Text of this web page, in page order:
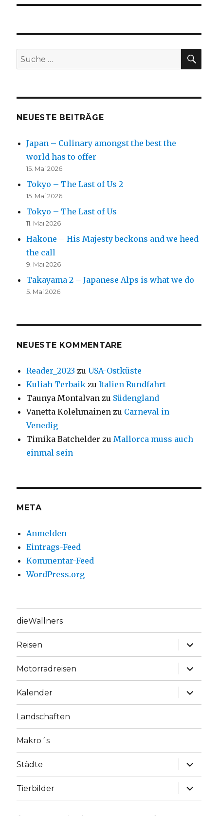
Suche
nach:
NEUESTE BEITRÄGE
Japan – Culinary amongst the best the
world has to offer
15. Mai 2026
Tokyo – The Last of Us 2
15. Mai 2026
Tokyo – The Last of Us
11. Mai 2026
Hakone – His Majesty beckons and we heed
the call
9. Mai 2026
Takayama 2 – Japanese Alps is what we do
5. Mai 2026
NEUESTE KOMMENTARE
Reader_2023 zuUSA-Ostküste
Kuliah Terbaik zuItalien Rundfahrt
Taunya Montalvan zu Südengland
Vanetta Kolehmainen zu Carneval in
Venedig
Timika Batchelder zuMallorca muss auch
einmal sein
META
Anmelden
Eintrags-Feed
Kommentar-Feed
WordPress.org
dieWallners
Reisen
Motorradreisen
Kalender
Landschaften
Makro´s
Städte
Tierbilder